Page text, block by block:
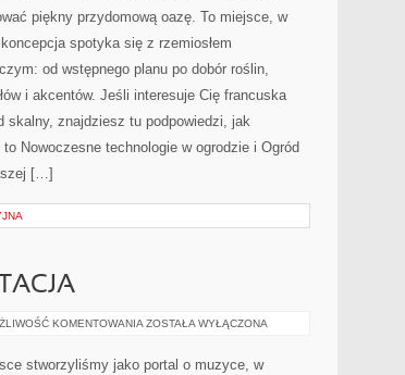
piękny przydomową oazę. To miejsce, w
spotyka się z rzemiosłem
od wstępnego planu po dobór roślin,
i akcentów. Jeśli interesuje Cię francuska
skalny, znajdziesz tu podpowiedzi, jak
Nowoczesne technologie w ogrodzie i Ogród
[…]
KOMENTOWANIA REPERTUAR
ZOSTAŁA WYŁĄCZONA
stworzyliśmy jako portal o muzyce, w